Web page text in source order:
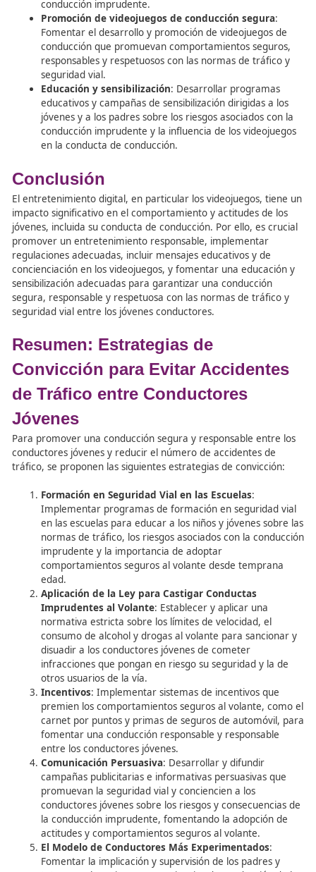
Recomendaciones para la
Responsable
Para garantizar una publicidad responsable en el sector
automóvil, se sugieren las siguientes recomendaciones:
Educación y formación de los anunciantes:
los profesionales de la publicidad en el sector del
conducción segura, responsable y respetuosa con
medio ambiente.
Colaboración con organismos de seguridad vial
Trabajar en conjunto con organismos de
asociaciones de automovilistas para desarrollar
publicitarias que promuevan la conducción
Promoción de conductores responsables: Crear
campañas publicitarias que destaquen y
comportamientos de conducción segura y
estas prácticas.
Transparencia y ética en la publicidad
:
los anuncios publicitarios sean transparentes,
éticos, proporcionando información clara y
exagerar ni distorsionar la realidad.
Conclusión
La publicidad en el sector del automóvil tiene el poder
en las decisiones de compra y comportamientos de los
conductores, especialmente entre los conductores
ello, es fundamental que los anuncios publicitarios se
de manera responsable, ética y segura, evitando
conductas ilegales o peligrosas y promoviendo en su
conducción segura, responsable y respetuosa con el
ambiente.
Entretenimiento y Videojuegos
El entretenimiento digital, especialmente los
parte integral del tiempo libre de muchos jóvenes. Sin
es importante reconocer que algunos videojuegos,
especialmente aquellos de naturaleza violenta o
con la conducción, pueden influir negativamente en el
comportamiento de los jugadores, incluidas sus
comportamientos al volante.
Regulación de Videojuegos y
Informativos
Para mitigar los efectos negativos de los videojuegos en